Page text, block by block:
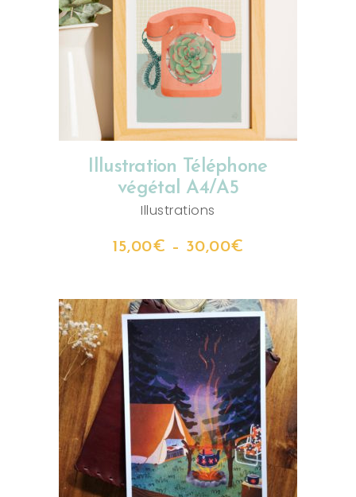
CHOIX DES OPTIONS
Illustration Téléphone
végétal A4/A5
Illustrations
15,00€ – 30,00€
CHOIX DES OPTIONS